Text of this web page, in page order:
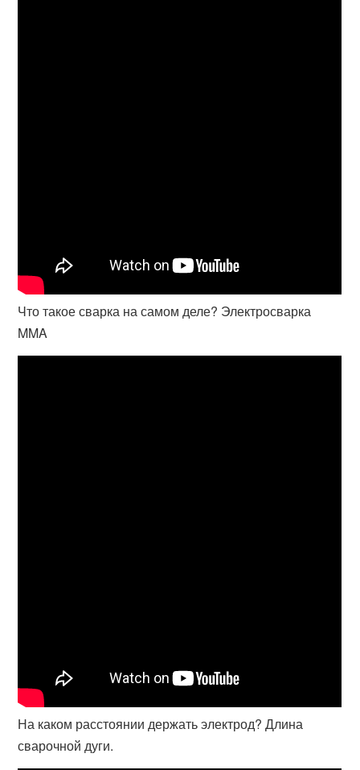
Что такое сварка на самом деле? Электросварка
MMA
На каком расстоянии держать электрод? Длина
сварочной дуги.